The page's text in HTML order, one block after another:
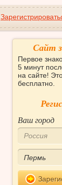
Сайт
Первое
5 минут
на сайте!
бесплатно.
Ваш город
Россия